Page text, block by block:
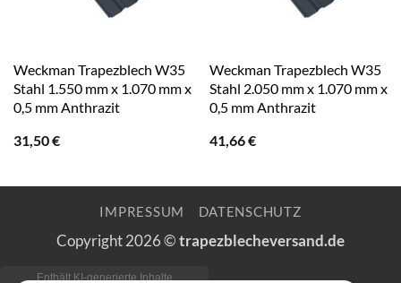
Weckman Trapezblech W35
Stahl 1.550 mm x 1.070 mm x
0,5 mm Anthrazit
31,50€
Weckman Trapezblech W35
Stahl 2.050 mm x 1.070 mm x
0,5 mm Anthrazit
41,66€
IMPRESSUM DATENSCHUTZ
Copyright 2026 ©trapezblecheversand.de